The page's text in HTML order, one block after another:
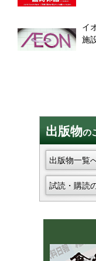
イ
施
出版物の
出版物一覧
試読・購読